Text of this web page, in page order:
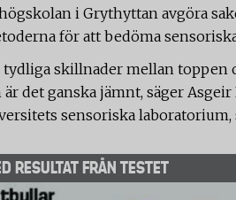
i Grythyttan avgöra
för att bedöma
tydliga skillnader mellan
är det ganska jämnt, säger
sensoriska
RESULTAT FRÅN TESTET